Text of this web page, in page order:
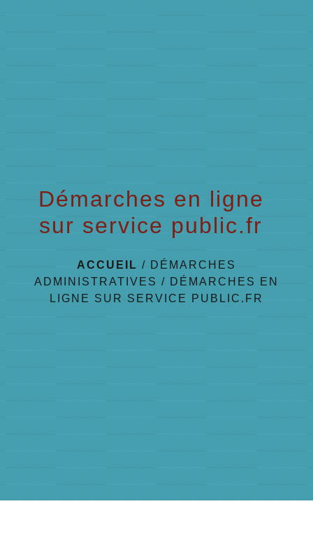
Démarches en ligne
sur service public.fr
ACCUEIL / DÉMARCHES
ADMINISTRATIVES / DÉMARCHES EN
LIGNE SUR SERVICE PUBLIC.FR